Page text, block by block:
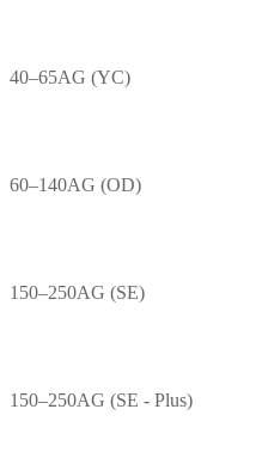
40–65AG (YC)
60–140AG (OD)
150–250AG (SE)
150–250AG (SE - Plus)